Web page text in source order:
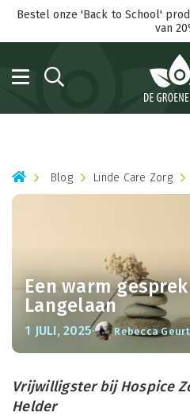
Bestel onze 'Back to School'
van
Blog Linde Care Zorg
Een warm
Langelaan
1 JULI, 2025· Rebecca
Vrijwilligster bij Hospice
Helder